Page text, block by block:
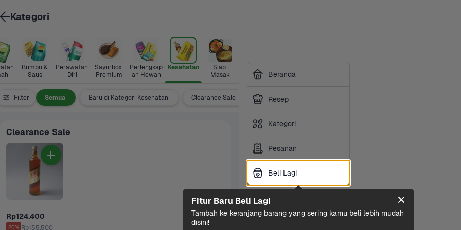
Bumbu &
Saus
Perawatan
Diri
Sayurbox
Premium
Perlengkap
an Hewan
Kesehatan
Siap
Masak
Filter Semua Baru di Kategori Kesehatan Clearance Sale Vitamin
Clearance Sale
Rp124.400
20% Rp155.500
Beranda
Resep
Kategori
Pesanan
Beli Lagi
Kategori
Beli Lagi
Fitur Baru Beli Lagi
Tambah ke keranjang barang yang sering kamu beli lebih mudah
disini!